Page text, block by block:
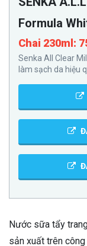
Formula
Chai 230ml:
Senka All Clear
làm sạch da hiệu
Nước sữa tẩy
sản xuất trên